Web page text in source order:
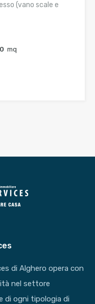
(vano scale e
mq
di Alghero opera con
nel settore
di ogni tipologia di